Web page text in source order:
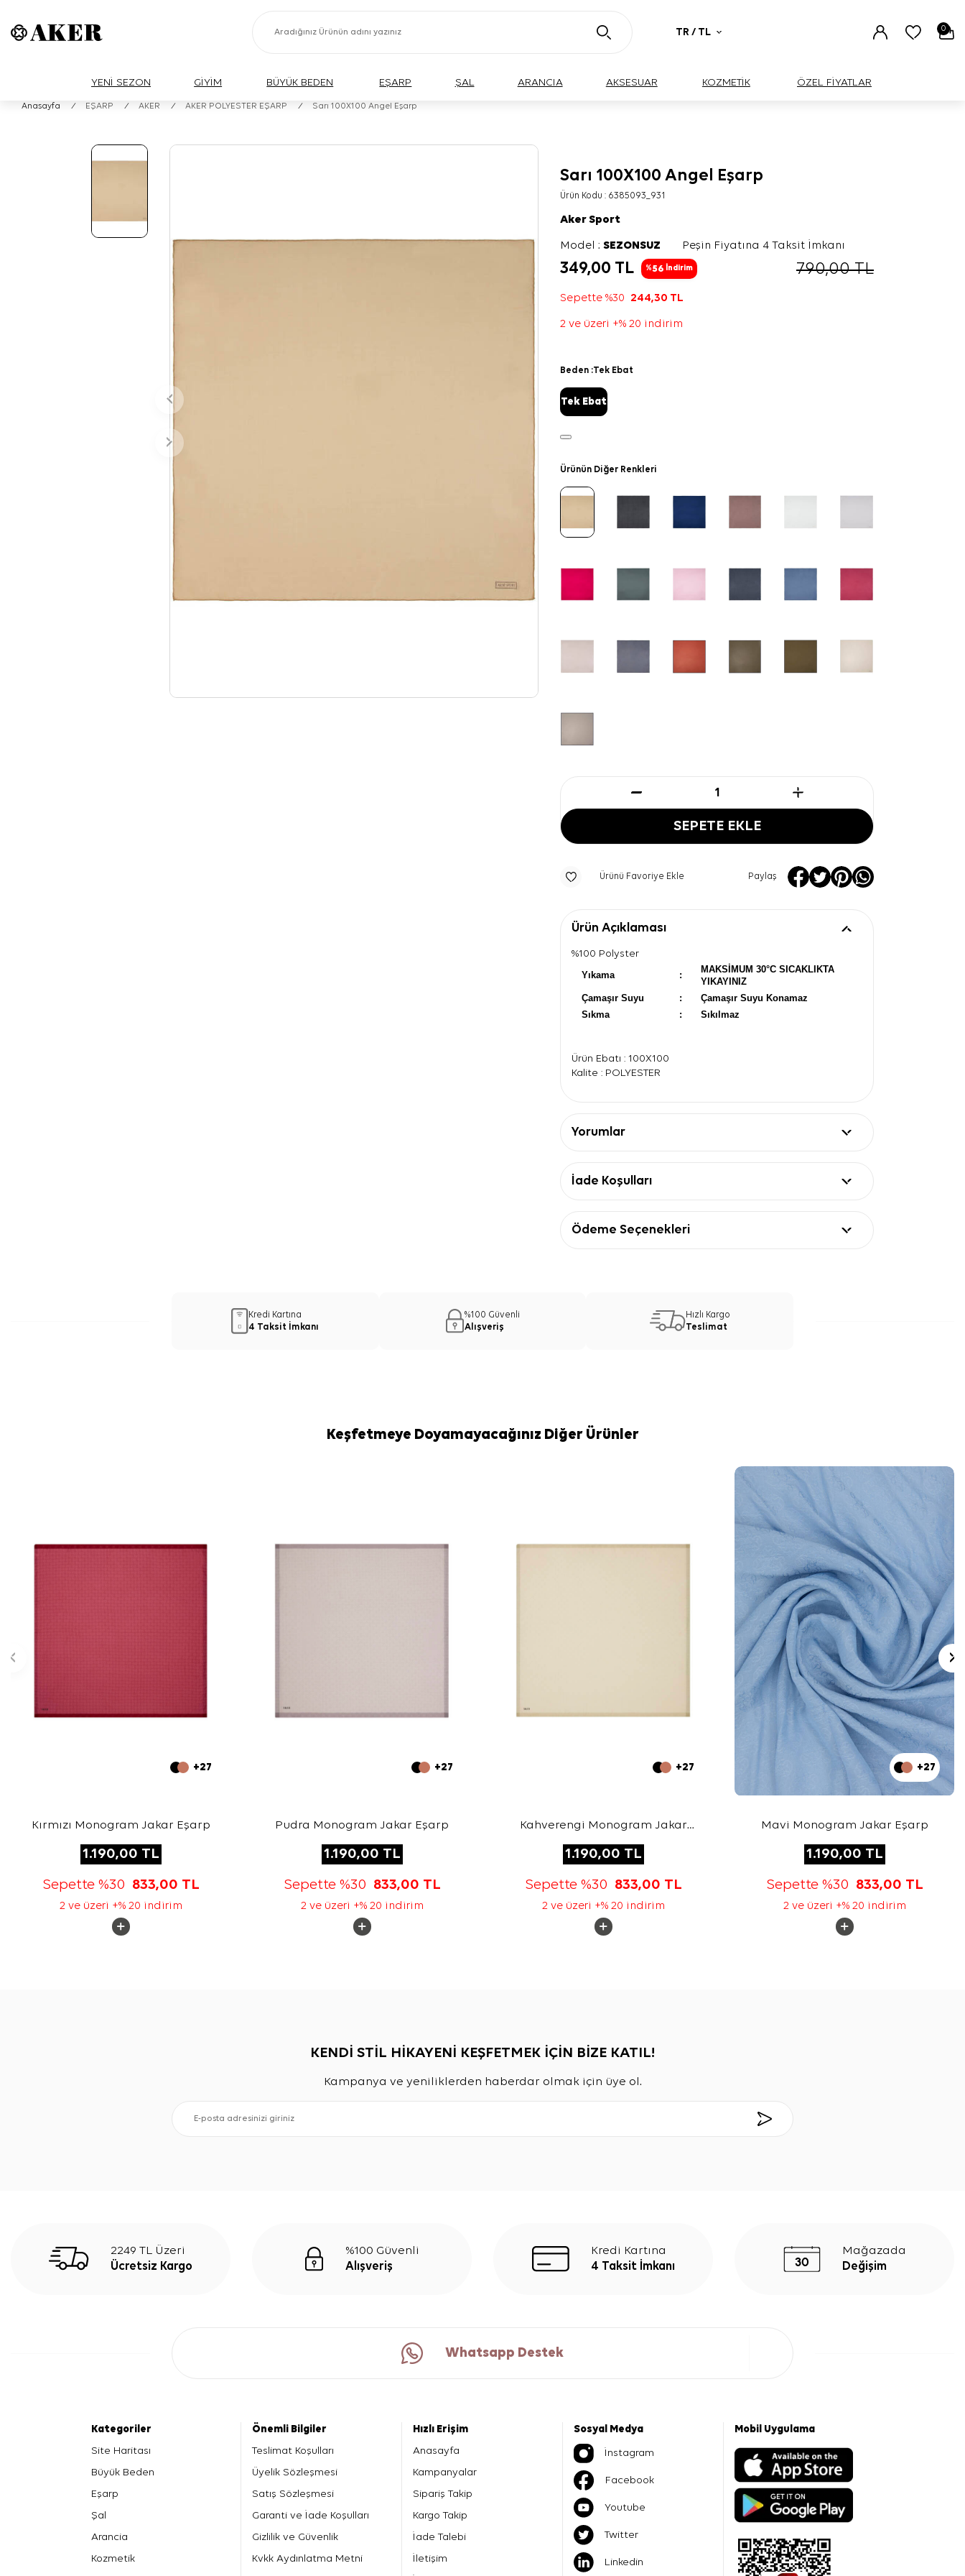
TR / TL 0
YENİ SEZON GİYİM BÜYÜK BEDEN EŞARP ŞAL ARANCIA AKSESUAR KOZMETİK ÖZEL FİYATLAR
Anasayfa / EŞARP / AKER / AKER POLYESTER EŞARP / Sarı 100X100 Angel Eşarp
Sarı 100X100 Angel Eşarp
Ürün Kodu : 6385093_931
Aker Sport
Model :SEZONSUZ Peşin Fiyatına 4 Taksit İmkanı
349,00 TL %56 İndirim 790,00TL
Sepette %30 244,30 TL
2 ve üzeri +% 20 indirim
Beden :Tek Ebat
Tek Ebat
Ürünün Diğer Renkleri
SEPETE EKLE
Ürünü Favoriye Ekle Paylaş
Ürün Açıklaması
%100 Polyster
Yıkama
:
MAKSİMUM 30°C SICAKLIKTA
YIKAYINIZ
Çamaşır Suyu
:
Çamaşır Suyu Konamaz
Sıkma
: Sıkılmaz
Ürün Ebatı : 100X100
Kalite : POLYESTER
Yorumlar
İade Koşulları
Ödeme Seçenekleri
Kredi Kartına
4 Taksit İmkanı
%100 Güvenli
Alışveriş
Hızlı Kargo
Teslimat
Keşfetmeye Doyamayacağınız Diğer Ürünler
+27
Kırmızı Monogram Jakar Eşarp
1.190,00 TL
Sepette %30 833,00 TL
2 ve üzeri +% 20 indirim
+27
Pudra Monogram Jakar Eşarp
1.190,00 TL
Sepette %30 833,00 TL
2 ve üzeri +% 20 indirim
+27
Kahverengi Monogram Jakar
1.190,00 TL
Sepette %30 833,00 TL
2 ve üzeri +% 20 indirim
+27
Mavi Monogram Jakar Eşarp
1.190,00 TL
Sepette %30 833,00 TL
2 ve üzeri +% 20 indirim
KENDİ STİL HİKAYENİ KEŞFETMEK İÇİN BİZE KATIL!
Kampanya ve yeniliklerden haberdar olmak için üye ol.
2249 TL Üzeri
Ücretsiz Kargo
%100 Güvenli
Alışveriş
Kredi Kartına
4 Taksit İmkanı
Mağazada
Değişim
Whatsapp Destek
Kategoriler
Site Haritası
Büyük Beden
Eşarp
Şal
Arancia
Kozmetik
Önemli Bilgiler
Teslimat Koşulları
Üyelik Sözleşmesi
Satış Sözleşmesi
Garanti ve İade Koşulları
Gizlilik ve Güvenlik
Kvkk Aydınlatma Metni
Hızlı Erişim
Anasayfa
Kampanyalar
Sipariş Takip
Kargo Takip
İade Talebi
İletişim
Sosyal Medya
İnstagram
Facebook
Youtube
Twitter
Linkedin
Mobil Uygulama